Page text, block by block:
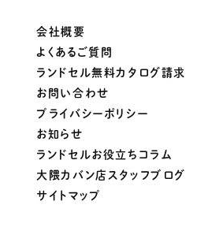
会社概要
よくあるご質問
ランドセル無料カタログ請求
お問い合わせ
プライバシーポリシー
お知らせ
ランドセルお役立ちコラム
大隈カバン店スタッフブログ
サイトマップ